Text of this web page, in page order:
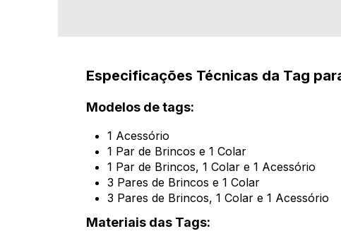
Especificações Técnicas da Tag
Modelos de tags:
1 Acessório
1 Par de Brincos e 1 Colar
1 Par de Brincos, 1 Colar e 1 Acessório
3 Pares de Brincos e 1 Colar
3 Pares de Brincos, 1 Colar e 1 Acessório
Materiais das Tags: